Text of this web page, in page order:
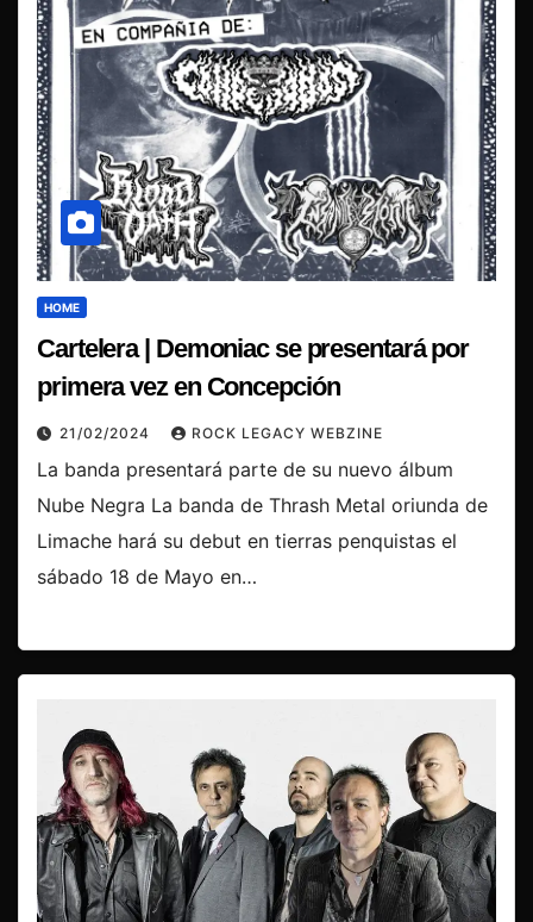
HOME
Cartelera | Demoniac se presentará por
primera vez en Concepción
21/02/2024 ROCK LEGACY WEBZINE
La banda presentará parte de su nuevo álbum
Nube Negra La banda de Thrash Metal oriunda de
Limache hará su debut en tierras penquistas el
sábado 18 de Mayo en…